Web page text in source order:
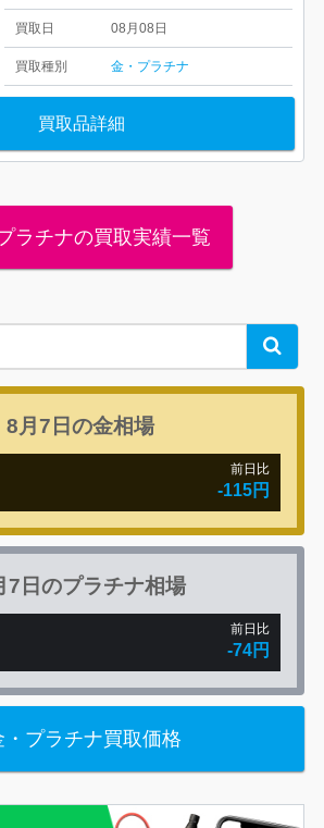
買取日 08月08日
買取種別 金・プラチナ
買取品詳細
ラチナの買取実績一覧
Search
8月7日の金相場
前日比
-115円
7日のプラチナ相場
前日比
-74円
・プラチナ買取価格